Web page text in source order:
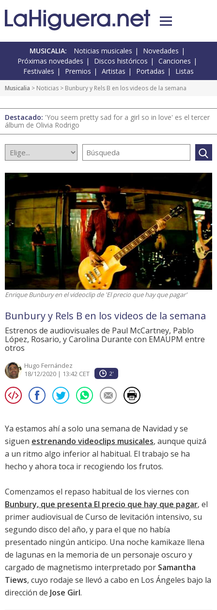
MUSICALIA: Noticias musicales
Novedades
Próximas novedades
Discos históricos
Canciones
Festivales
Premios Artistas Portadas Listas
Musicalia > Noticias > Bunbury y Rels B en los videos de la semana
Destacado: 'You seem pretty sad for a girl so in love' es el tercer
álbum de Olivia Rodrigo
Enrique Bunbury en el videoclip de 'El precio que hay que pagar'
Bunbury y Rels B en los videos de la semana
Estrenos de audiovisuales de Paul McCartney, Pablo
López, Rosario, y Carolina Durante con EMAUPM entre
otros
Hugo Fernández
18/12/2020 | 13:42 CET
2'
Ya estamos ahí a solo una semana de Navidad y se
siguen estrenando videoclips musicales, aunque quizá
a un ritmo algo inferior al habitual. El trabajo se ha
hecho y ahora toca ir recogiendo los frutos.
Comenzamos el repaso habitual de los viernes con
Bunbury, que presenta El precio que hay que pagar, el
primer audiovisual de Curso de levitación intensivo, su
segundo disco del año, y para el que no había
presentado ningún anticipo. Una noche kamikaze llena
de lagunas en la memoria de un personaje oscuro y
cargado de magnetismo interpretado por Samantha
Tiews, cuyo rodaje se llevó a cabo en Los Ángeles bajo la
dirección de Jose Girl.